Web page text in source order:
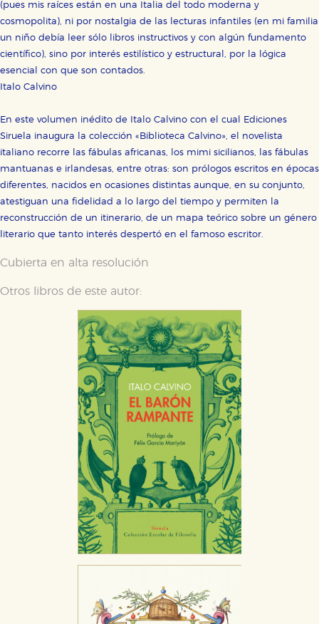
(pues mis raíces están en una Italia del todo moderna y
cosmopolita), ni por nostalgia de las lecturas infantiles (en mi familia
un niño debía leer sólo libros instructivos y con algún fundamento
científico), sino por interés estilístico y estructural, por la lógica
esencial con que son contados.
Italo Calvino
En este volumen inédito de Italo Calvino con el cual Ediciones
Siruela inaugura la colección «Biblioteca Calvino», el novelista
italiano recorre las fábulas africanas, los mimi sicilianos, las fábulas
mantuanas e irlandesas, entre otras: son prólogos escritos en épocas
diferentes, nacidos en ocasiones distintas aunque, en su conjunto,
atestiguan una fidelidad a lo largo del tiempo y permiten la
reconstrucción de un itinerario, de un mapa teórico sobre un género
literario que tanto interés despertó en el famoso escritor.
Cubierta en alta resolución
Otros libros de este autor: